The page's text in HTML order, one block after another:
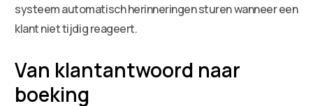
systeem automatisch herinneringen sturen wanneer een
klant niet tijdig reageert.
Van klantantwoord naar
boeking